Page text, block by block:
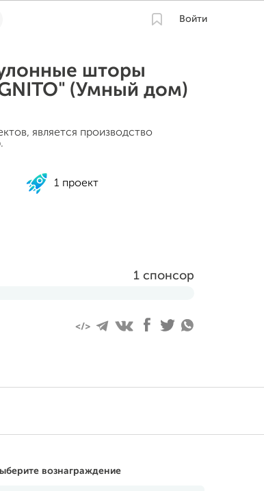
Войти
шторы
(Умный дом)
является производство
1 проект
1 спонсор
вознаграждение